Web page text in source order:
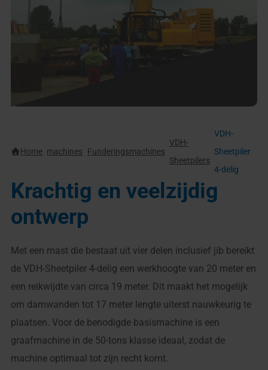
Home machines Funderingsmachines
VDH-
Sheetpilers
VDH-
Sheetpiler
4-delig
Krachtig en veelzijdig
ontwerp
Met een mast die bestaat uit vier delen inclusief jib bereikt
de VDH-Sheetpiler 4-delig een werkhoogte van 20 meter en
een reikwijdte van circa 19 meter. Dit maakt het mogelijk
om damwanden tot 17 meter lengte uiterst nauwkeurig te
plaatsen. Voor de benodigde basismachine is een
graafmachine in de 50-tons klasse ideaal, zodat de
machine optimaal tot zijn recht komt.